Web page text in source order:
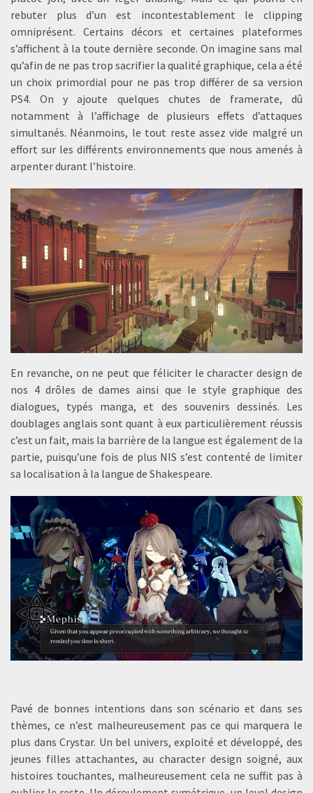
rebuter plus d’un est incontestablement le clipping
omniprésent. Certains décors et certaines plateformes
s’affichent à la toute dernière seconde. On imagine sans mal
qu’afin de ne pas trop sacrifier la qualité graphique, cela a été
un choix primordial pour ne pas trop différer de sa version
PS4. On y ajoute quelques chutes de framerate, dû
notamment à l’affichage de plusieurs effets d’attaques
simultanés. Néanmoins, le tout reste assez vide malgré un
effort sur les différents environnements que nous amenés à
arpenter durant l’histoire.
En revanche, on ne peut que féliciter le character design de
nos 4 drôles de dames ainsi que le style graphique des
dialogues, typés manga, et des souvenirs dessinés. Les
doublages anglais sont quant à eux particulièrement réussis
c’est un fait, mais la barrière de la langue est également de la
partie, puisqu’une fois de plus NIS s’est contenté de limiter
sa localisation à la langue de Shakespeare.
Pavé de bonnes intentions dans son scénario et dans ses
thèmes, ce n’est malheureusement pas ce qui marquera le
plus dans Crystar. Un bel univers, exploité et développé, des
jeunes filles attachantes, au character design soigné, aux
histoires touchantes, malheureusement cela ne suffit pas à